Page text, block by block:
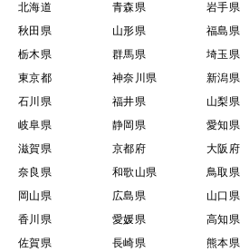
北海道 青森県 岩手県
秋田県
山形県 福島県
栃木県
群馬県 埼玉県
東京都
神奈川県 新潟県
石川県
福井県 山梨県
岐阜県
静岡県 愛知県
滋賀県
京都府 大阪府
奈良県
和歌山県 鳥取県
岡山県
広島県 山口県
香川県
愛媛県 高知県
佐賀県
長崎県 熊本県